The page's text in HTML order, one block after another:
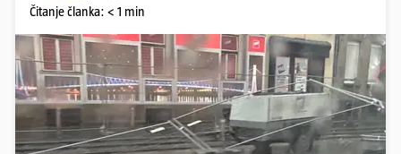
Čitanje članka: < 1 min